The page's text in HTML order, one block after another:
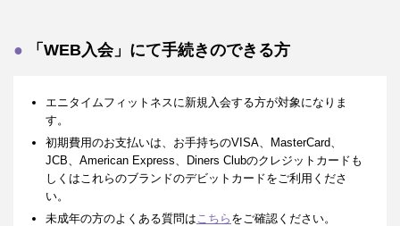
「WEB入会」にて手続きのできる方
エニタイムフィットネスに新規入会する方が対象になりま
す。
初期費用のお支払いは、お手持ちのVISA、MasterCard、
JCB、American Express、Diners Clubのクレジットカードも
しくはこれらのブランドのデビットカードをご利用くださ
い。
未成年の方のよくある質問はこちら をご確認ください。